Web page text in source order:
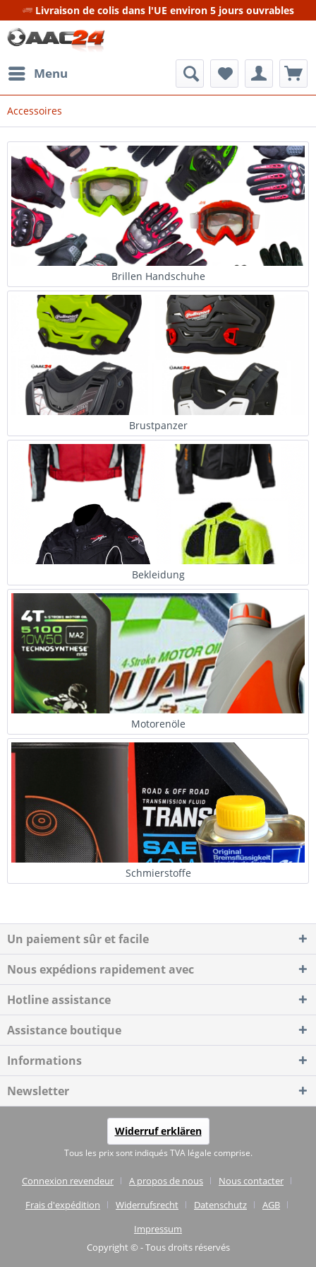
Livraison de colis dans l'UE environ 5 jours ouvrables
Menu
Accessoires
Brillen Handschuhe
Brustpanzer
Bekleidung
Motorenöle
Schmierstoffe
Un paiement sûr et facile
Nous expédions rapidement avec
Hotline assistance
Assistance boutique
Informations
Newsletter
Widerruf erklären
Tous les prix sont indiqués TVA légale comprise.
Connexion revendeur A propos de nous
Nous contacter
Frais d'expédition
Widerrufsrecht Datenschutz
AGB
Impressum
Copyright © - Tous droits réservés